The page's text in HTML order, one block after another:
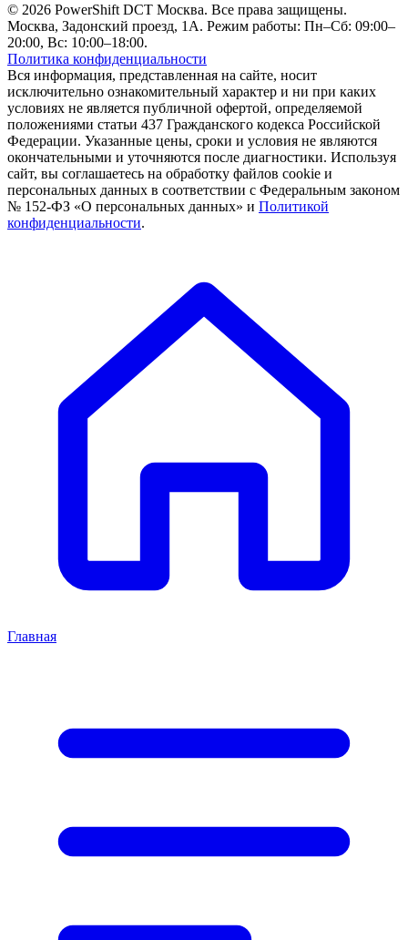
© 2026 PowerShift DCT Москва. Все права защищены.
Москва, Задонский проезд, 1А. Режим работы: Пн–Сб: 09:00–
20:00, Вс: 10:00–18:00.
Политика конфиденциальности
Вся информация, представленная на сайте, носит
исключительно ознакомительный характер и ни при каких
условиях не является публичной офертой, определяемой
положениями статьи 437 Гражданского кодекса Российской
Федерации. Указанные цены, сроки и условия не являются
окончательными и уточняются после диагностики. Используя
сайт, вы соглашаетесь на обработку файлов cookie и
персональных данных в соответствии с Федеральным законом
№ 152-ФЗ «О персональных данных» и Политикой
конфиденциальности.
Главная